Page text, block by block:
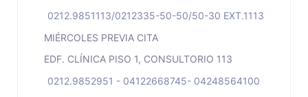
0212.9851113/0212335-50-50/50-30 EXT.1113
MIÉRCOLES PREVIA CITA
EDF. CLÍNICA PISO 1, CONSULTORIO 113
0212.9852951 - 04122668745- 04248564100